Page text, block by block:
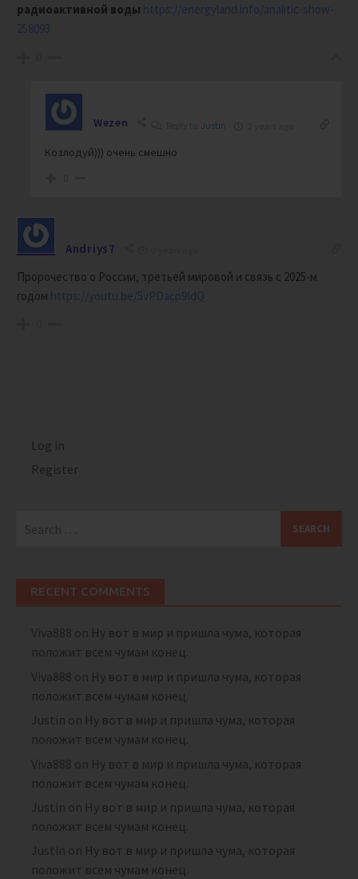
радиоактивной воды https://energyland.info/analitic-show-
258093
Wezen Justin
Козлодуй))) очень смешно
Andriys7
Пророчество о России, третьей мировой и связь с 2025-м
годом https://youtu.be/5vPDacp9IdQ
Log in
Register
RECENT COMMENTS
Viva888 on Ну вот в мир и пришла чума, которая
положит всем чумам конец.
Viva888 on Ну вот в мир и пришла чума, которая
положит всем чумам конец.
Justin on Ну вот в мир и пришла чума, которая
положит всем чумам конец.
Viva888 on Ну вот в мир и пришла чума, которая
положит всем чумам конец.
Justin on Ну вот в мир и пришла чума, которая
положит всем чумам конец.
Justin on Ну вот в мир и пришла чума, которая
положит всем чумам конец.